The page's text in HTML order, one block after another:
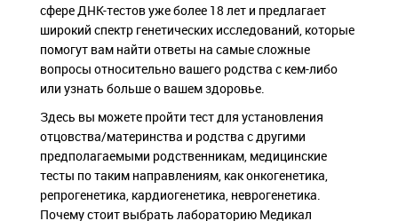
сфере ДНК-тестов уже более 18 лет и предлагает
широкий спектр генетических исследований, которые
помогут вам найти ответы на самые сложные
вопросы относительно вашего родства с кем-либо
или узнать больше о вашем здоровье.
Здесь вы можете пройти тест для установления
отцовства/материнства и родства с другими
предполагаемыми родственникам, медицинские
тесты по таким направлениям, как онкогенетика,
репрогенетика, кардиогенетика, неврогенетика.
Почему стоит выбрать лабораторию Медикал